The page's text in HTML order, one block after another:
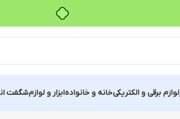
لوازم برقی و الکتریکیخانه و خانوادهابزار و لوازمشگفت